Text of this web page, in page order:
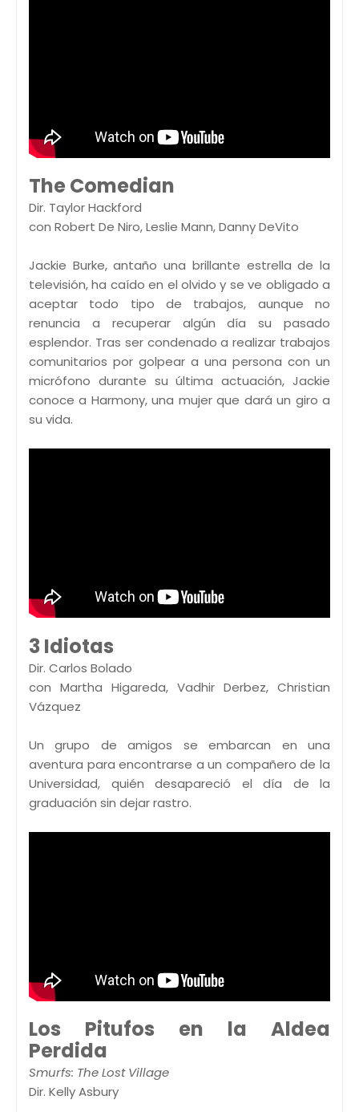
The Comedian
Dir. Taylor Hackford
con Robert De Niro, Leslie Mann, Danny DeVito
Jackie Burke, antaño una brillante estrella de la
televisión, ha caído en el olvido y se ve obligado a
aceptar todo tipo de trabajos, aunque no
renuncia a recuperar algún día su pasado
esplendor. Tras ser condenado a realizar trabajos
comunitarios por golpear a una persona con un
micrófono durante su última actuación, Jackie
conoce a Harmony, una mujer que dará un giro a
su vida.
3 Idiotas
Dir. Carlos Bolado
con Martha Higareda, Vadhir Derbez, Christian
Vázquez
Un grupo de amigos se embarcan en una
aventura para encontrarse a un compañero de la
Universidad, quién desapareció el día de la
graduación sin dejar rastro.
Los Pitufos en la Aldea
Perdida
Smurfs: The Lost Village
Dir. Kelly Asbury